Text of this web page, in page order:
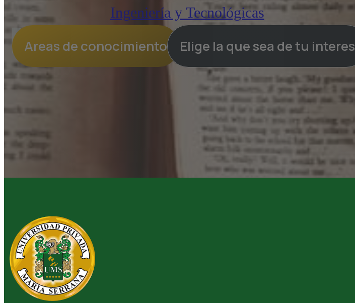
Ingeniería y Tecnológicas
Areas de conocimiento Elige la que sea de tu interes